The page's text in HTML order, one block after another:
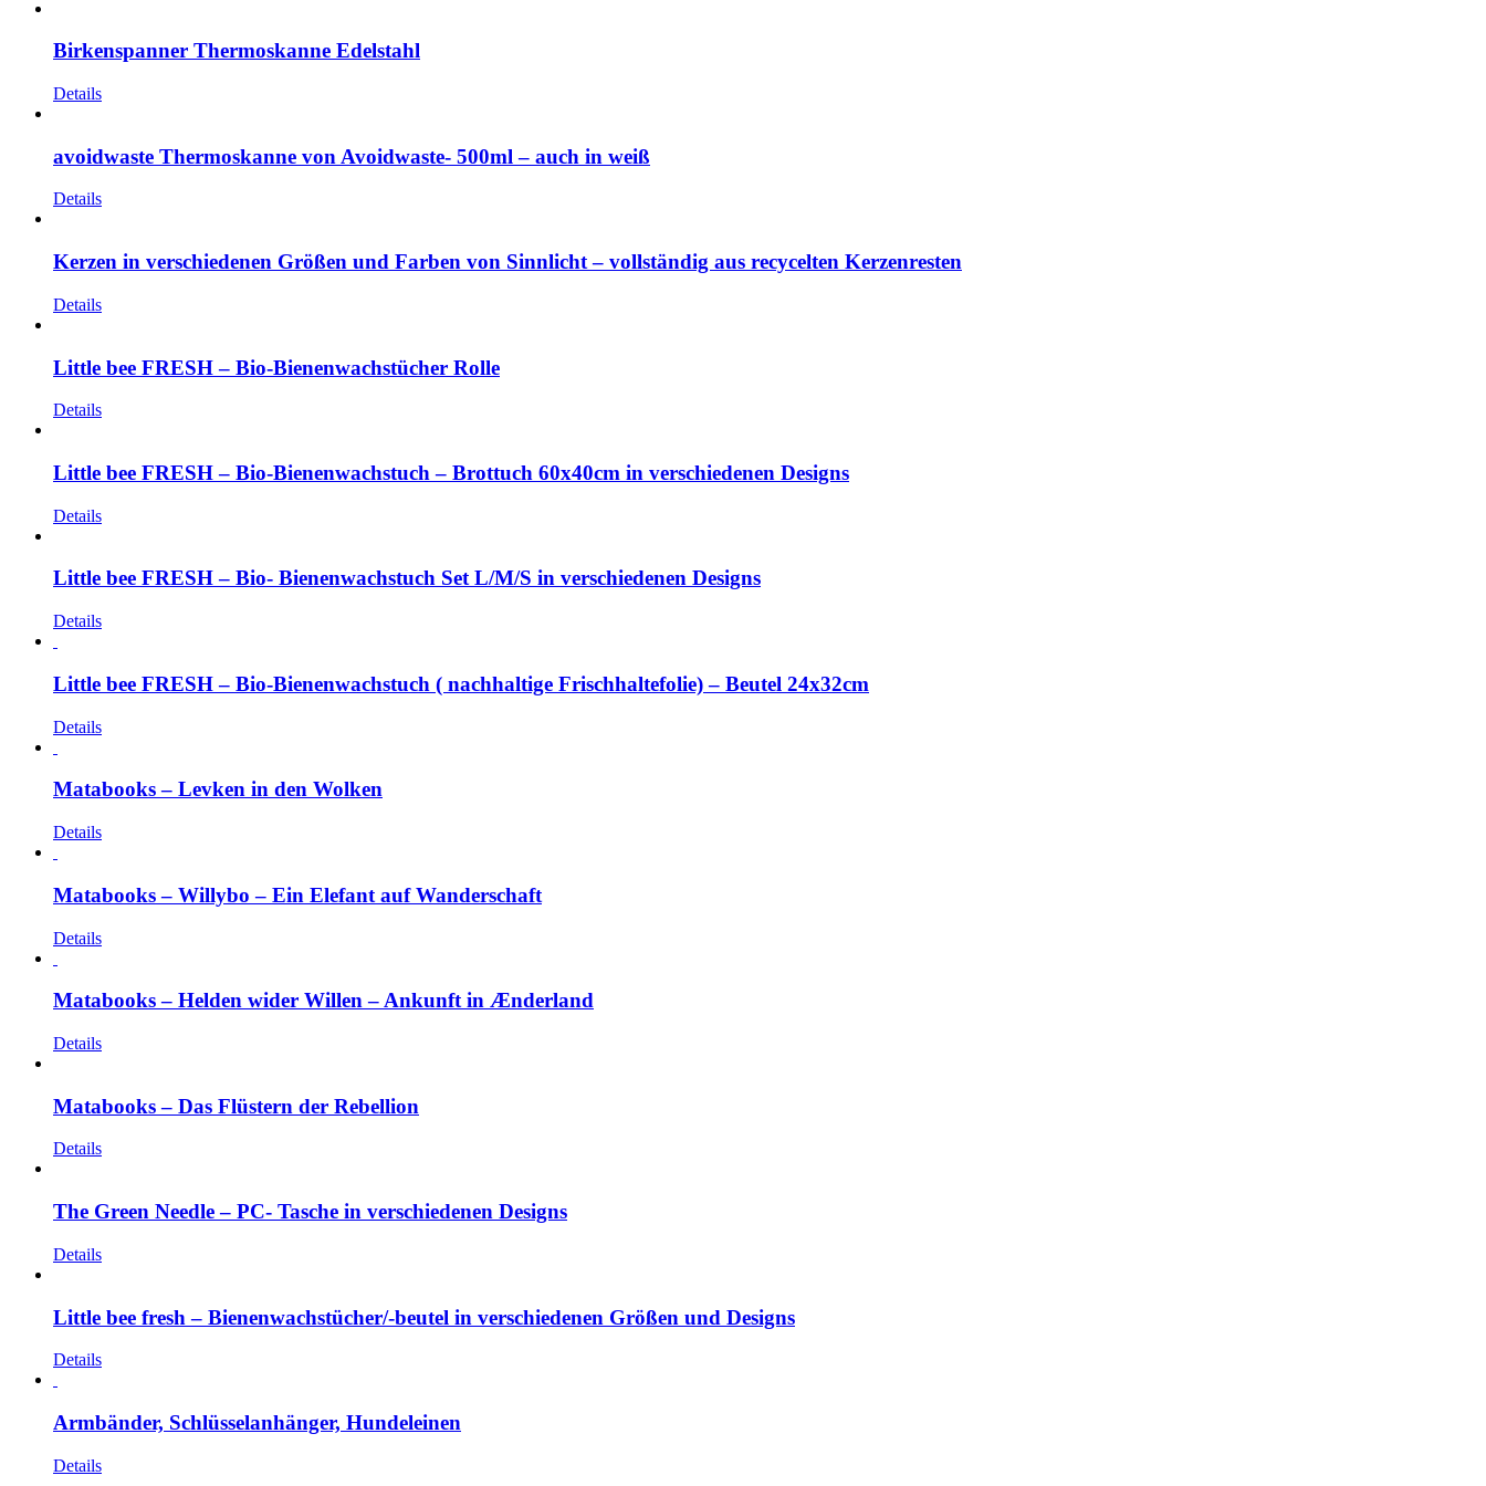
Birkenspanner Thermoskanne Edelstahl
Details
avoidwaste Thermoskanne von Avoidwaste- 500ml – auch in weiß
Details
Kerzen in verschiedenen Größen und Farben von Sinnlicht – vollständig aus recycelten Kerzenresten
Details
Little bee FRESH – Bio-Bienenwachstücher Rolle
Details
Little bee FRESH – Bio-Bienenwachstuch – Brottuch 60x40cm in verschiedenen Designs
Details
Little bee FRESH – Bio- Bienenwachstuch Set L/M/S in verschiedenen Designs
Details
Little bee FRESH – Bio-Bienenwachstuch ( nachhaltige Frischhaltefolie) – Beutel 24x32cm
Details
Matabooks – Levken in den Wolken
Details
Matabooks – Willybo – Ein Elefant auf Wanderschaft
Details
Matabooks – Helden wider Willen – Ankunft in Ænderland
Details
Matabooks – Das Flüstern der Rebellion
Details
The Green Needle – PC- Tasche in verschiedenen Designs
Details
Little bee fresh – Bienenwachstücher/-beutel in verschiedenen Größen und Designs
Details
Armbänder, Schlüsselanhänger, Hundeleinen
Details